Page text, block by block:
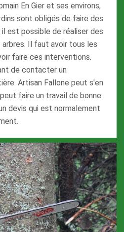
En Gier et ses environs,
sont obligés de faire des
est possible de réaliser des
Il faut avoir tous les
faire ces interventions.
de contacter un
Artisan Fallone peut s'en
faire un travail de bonne
devis qui est normalement